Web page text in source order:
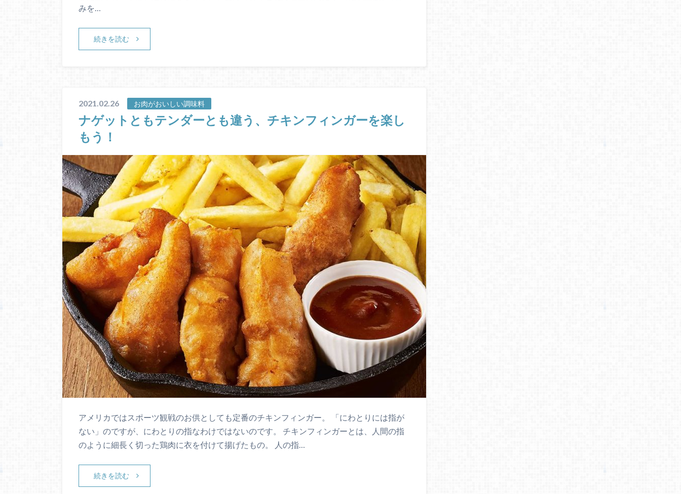
みを…
続きを読む
2021.02.26 お肉がおいしい調味料
ナゲットともテンダーとも違う、チキンフィンガーを楽し
もう！
アメリカではスポーツ観戦のお供としても定番のチキンフィンガー。 「にわとりには指が
ない」のですが、にわとりの指なわけではないのです。 チキンフィンガーとは、人間の指
のように細長く切った鶏肉に衣を付けて揚げたもの。 人の指…
続きを読む